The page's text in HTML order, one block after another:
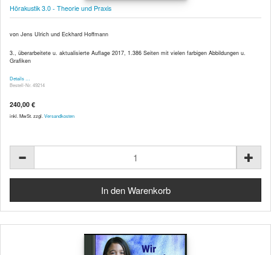
Hörakustik 3.0 - Theorie und Praxis
von Jens Ulrich und Eckhard Hoffmann
3., überarbeitete u. aktualisierte Auflage 2017, 1.386 Seiten mit vielen farbigen Abbildungen u.
Grafiken
Details …
Bestell-Nr. 49214
240,00 €
inkl. MwSt. zzgl. Versandkosten